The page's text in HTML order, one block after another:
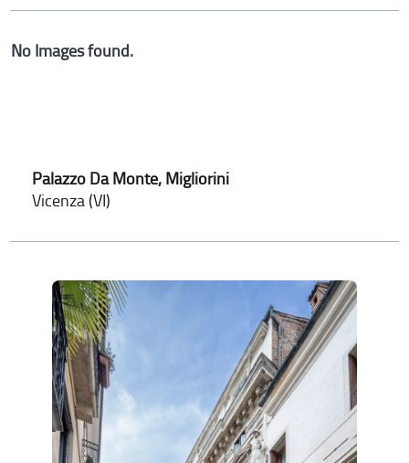
No Images found.
Palazzo Da Monte, Migliorini
Vicenza (VI)